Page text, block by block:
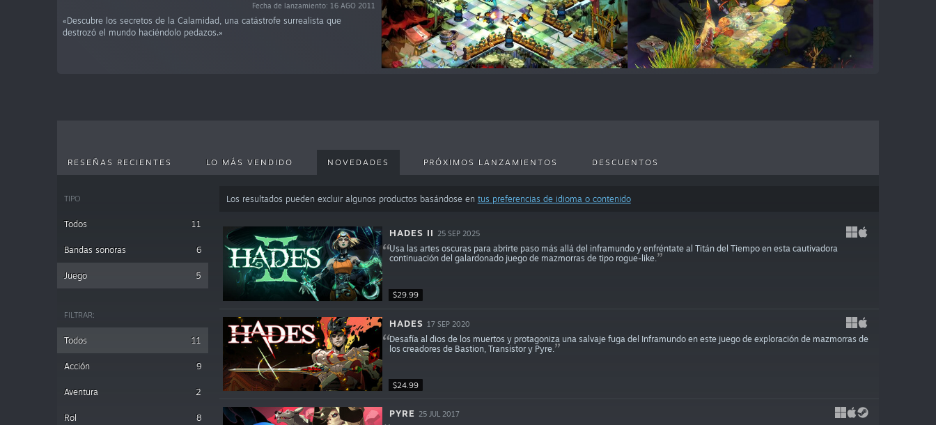
Fecha de lanzamiento: 16 AGO 2011
«Descubre los secretos de la Calamidad, una catástrofe surrealista que
destrozó el mundo haciéndolo pedazos.»
RESEÑAS RECIENTES LO MÁS VENDIDO NOVEDADES PRÓXIMOS LANZAMIENTOS DESCUENTOS
TIPO
Todos 11
Bandas sonoras 6
Juego 5
FILTRAR:
Todos 11
Acción 9
Aventura 2
Rol 8
Los resultados pueden excluir algunos productos basándose en tus preferencias de idioma o contenido
$29.99
HADES II 25 SEP 2025
Usa las artes oscuras para abrirte paso más allá del inframundo y enfréntate al Titán del Tiempo en esta cautivadora
continuación del galardonado juego de mazmorras de tipo rogue-like.
$24.99
HADES 17 SEP 2020
Desafía al dios de los muertos y protagoniza una salvaje fuga del Inframundo en este juego de exploración de mazmorras de
los creadores de Bastion, Transistor y Pyre.
PYRE 25 JUL 2017